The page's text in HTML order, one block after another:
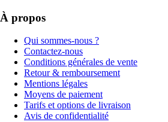
À propos
Qui sommes-nous ?
Contactez-nous
Conditions générales de vente
Retour & remboursement
Mentions légales
Moyens de paiement
Tarifs et options de livraison
Avis de confidentialité